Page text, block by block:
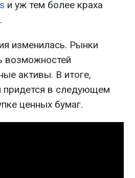
и уж тем более краха
изменилась. Рынки
возможностей
активы. В итоге,
придется в следующем
ценных бумаг.